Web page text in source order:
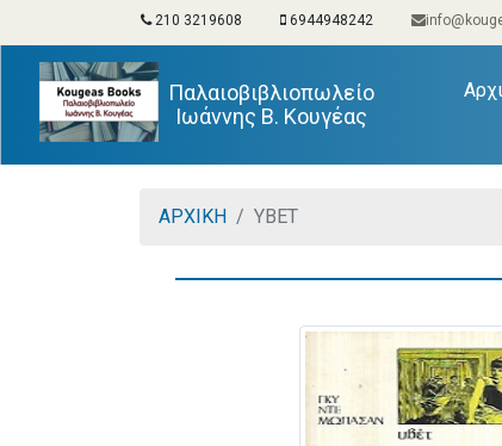
210 3219608 6944948242
Παλαιοβιβλιοπωλείο
Ιωάννης Β. Κουγέας
ΑΡΧΙΚΗ ΥΒΕΤ